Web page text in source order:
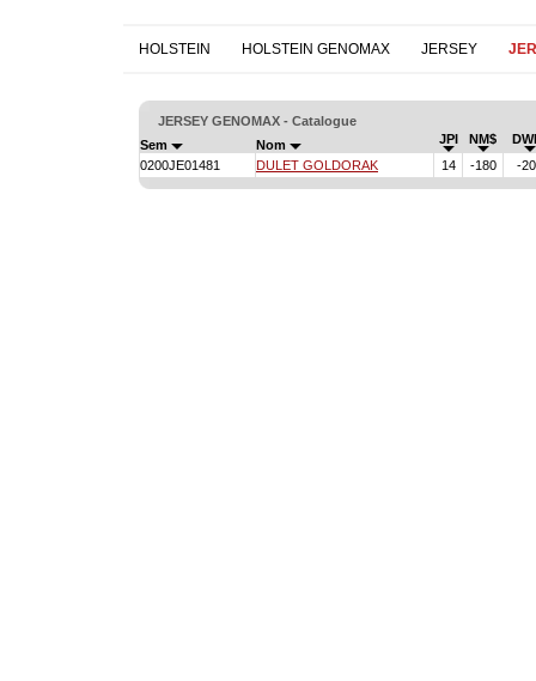
HOLSTEIN HOLSTEIN GENOMAX JERSEY
JERSEY GENOMAX - Catalogue
Sem
Nom JPI NM$
0200JE01481
DULET GOLDORAK 14 -180 -